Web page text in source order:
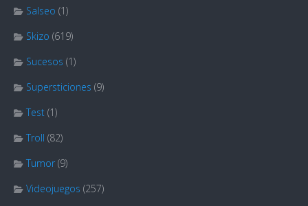
Salseo (1)
Skizo (619)
Sucesos (1)
Supersticiones (9)
Test (1)
Troll (82)
Tumor (9)
Videojuegos (257)